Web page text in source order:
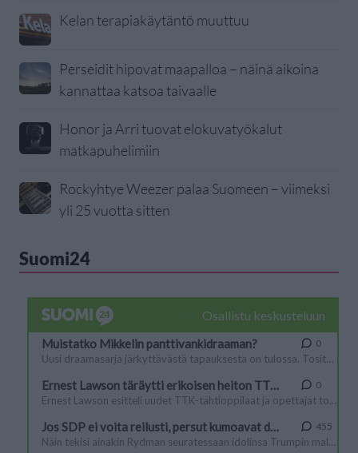
Kelan terapiakäytäntö muuttuu
Perseidit hipovat maapalloa – näinä aikoina
kannattaa katsoa taivaalle
Honor ja Arri tuovat elokuvatyökalut
matkapuhelimiin
Rockyhtye Weezer palaa Suomeen – viimeksi
yli 25 vuotta sitten
Suomi24